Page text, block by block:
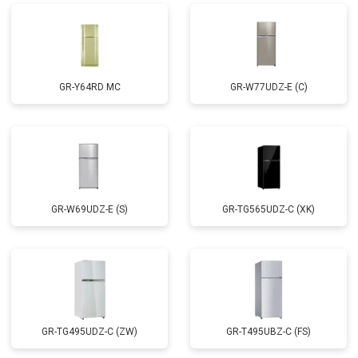
GR-Y64RD MC GR-W77UDZ-E (C)
GR-W69UDZ-E (S) GR-TG565UDZ-C (XK)
GR-TG495UDZ-C (ZW) GR-T495UBZ-C (FS)